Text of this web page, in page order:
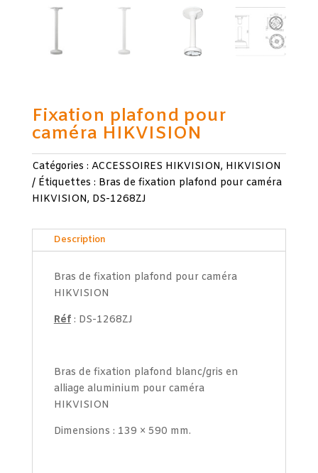
Fixation plafond pour
caméra HIKVISION
Catégories : ACCESSOIRES HIKVISION, HIKVISION
Étiquettes : Bras de fixation plafond pour caméra
HIKVISION, DS-1268ZJ
Description
Bras de fixation plafond pour caméra
HIKVISION
Réf: DS-1268ZJ
Bras de fixation plafond blanc/gris en
alliage aluminium pour caméra
HIKVISION
Dimensions : 139 × 590 mm.